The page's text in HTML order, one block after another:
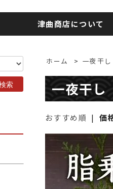
津曲商店について
ホーム > 一夜干し
一夜干し
おすすめ順 | 価